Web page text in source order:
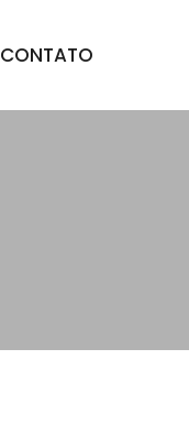
CONTATO